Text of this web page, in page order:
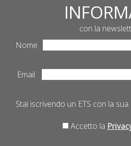
con la
Nome
Email
Stai iscrivendo un ETS con la sua
Accetto la